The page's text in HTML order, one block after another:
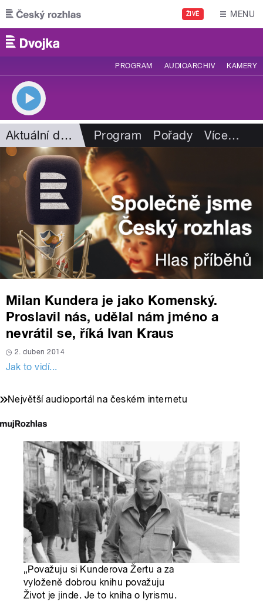
Přejít k hlavnímu obsahu
ŽIVĚ MENU
PROGRAM AUDIOARCHIV KAMERY
Aktuální dění Program Pořady Více…
Milan Kundera je jako Komenský.
Proslavil nás, udělal nám jméno a
nevrátil se, říká Ivan Kraus
2. duben 2014
Jak to vidí...
Největší audioportál na českém internetu
„Považuju si Kunderova Žertu a za
vyloženě dobrou knihu považuju
Život je jinde. Je to kniha o lyrismu.